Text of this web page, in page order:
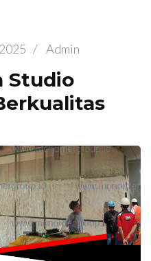
/ Admin
Studio